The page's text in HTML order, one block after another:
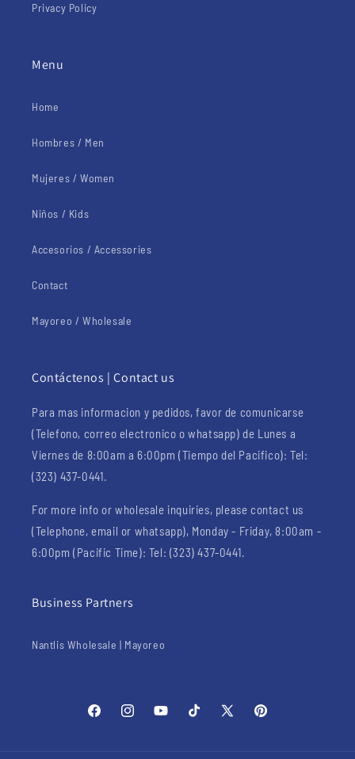
Privacy Policy
Menu
Home
Hombres / Men
Mujeres / Women
Niños / Kids
Accesorios / Accessories
Contact
Mayoreo / Wholesale
Contáctenos | Contact us
Para mas informacion y pedidos, favor de comunicarse
(Telefono, correo electronico o whatsapp) de Lunes a
Viernes de 8:00am a 6:00pm (Tiempo del Pacifico): Tel:
(323) 437-0441.
For more info or wholesale inquiries, please contact us
(Telephone, email or whatsapp), Monday - Friday, 8:00am -
6:00pm (Pacific Time): Tel: (323) 437-0441.
Business Partners
Nantlis Wholesale | Mayoreo
FacebookInstagramYouTubeTikTok
X
Pinterest